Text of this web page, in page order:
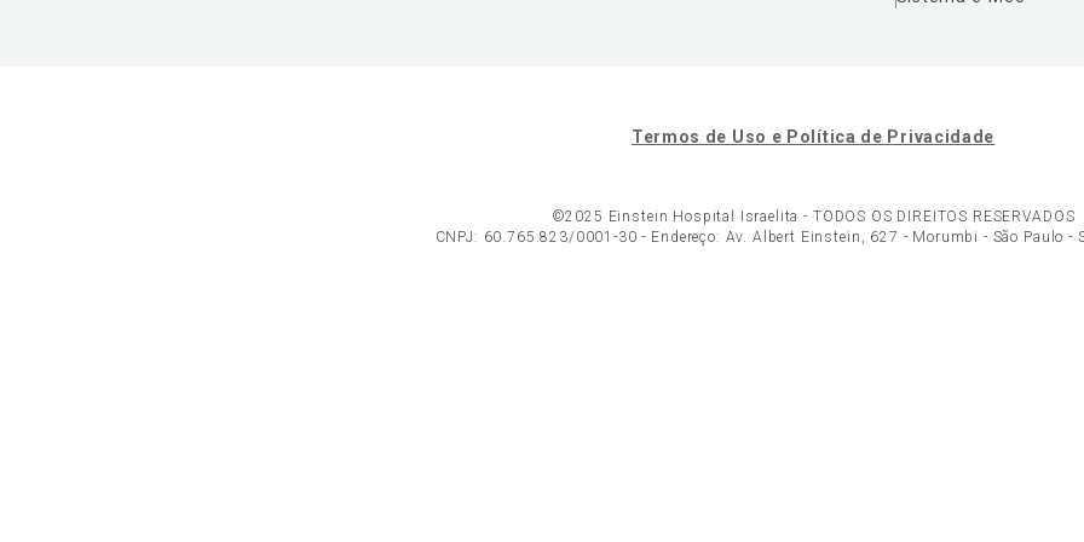
Termos de Uso e Política de Privacidade
©2025 Einstein Hospital Israelita - TODOS OS DIREITOS RESERVADOS
CNPJ: 60.765.823/0001-30 - Endereço: Av. Albert Einstein, 627 - Morumbi - São Paulo -